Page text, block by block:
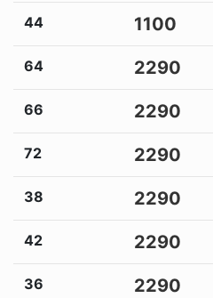
44 1100
64 2290
66 2290
72 2290
38 2290
42 2290
36 2290